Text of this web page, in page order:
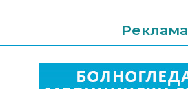
Реклама